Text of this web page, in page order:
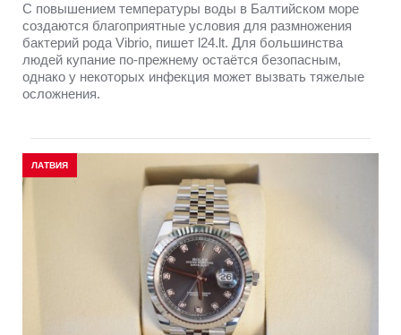
С повышением температуры воды в Балтийском море
создаются благоприятные условия для размножения
бактерий рода Vibrio, пишет l24.lt. Для большинства
людей купание по-прежнему остаётся безопасным,
однако у некоторых инфекция может вызвать тяжелые
осложнения.
ЛАТВИЯ